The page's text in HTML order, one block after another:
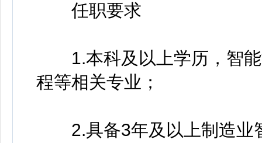
任职要求
1.本科及以上学历，智能
程等相关专业；
2.具备3年及以上制造业